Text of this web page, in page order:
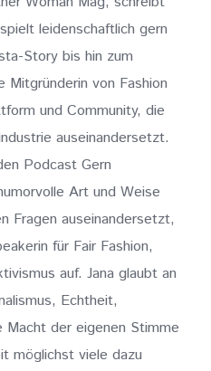
leidenschaftlich gern
Story bis hin zum
von Fashion
und Community, die
auseinandersetzt.
Podcast Gern
Art und Weise
Fragen auseinandersetzt,
für Fair Fashion,
auf. Jana glaubt an
Echtheit,
der eigenen Stimme
möglichst viele dazu